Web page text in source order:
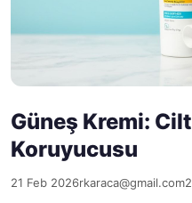
Güneş Kremi:
Koruyucusu
21 Feb 2026rkaraca@gmail.com